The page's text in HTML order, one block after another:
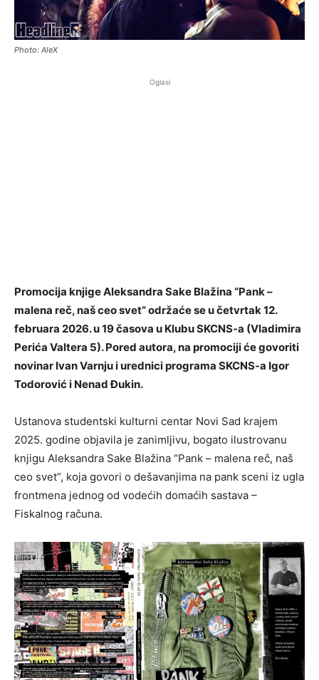
Photo: AleX
Oglasi
Promocija knjige Aleksandra Sake Blažina “Pank –
malena reč, naš ceo svet” održaće se u četvrtak 12.
februara 2026. u 19 časova u Klubu SKCNS-a (Vladimira
Perića Valtera 5). Pored autora, na promociji će govoriti
novinar Ivan Varnju i urednici programa SKCNS-a Igor
Todorović i Nenad Đukin.
Ustanova studentski kulturni centar Novi Sad krajem
2025. godine objavila je zanimljivu, bogato ilustrovanu
knjigu Aleksandra Sake Blažina “Pank – malena reč, naš
ceo svet”, koja govori o dešavanjima na pank sceni iz ugla
frontmena jednog od vodećih domaćih sastava –
Fiskalnog računa.